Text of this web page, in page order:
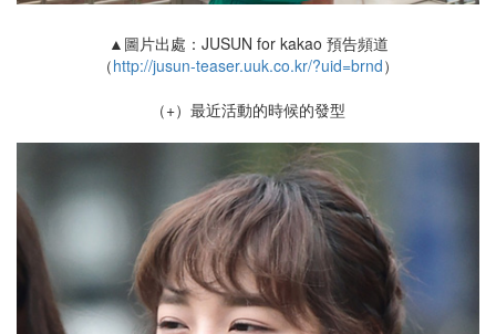
▲圖片出處：JUSUN for kakao 預告頻道
（http://jusun-teaser.uuk.co.kr/?uid=brnd）
（+）最近活動的時候的發型